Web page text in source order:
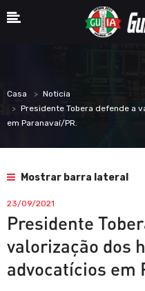
Casa
Noticia
Presidente Tobera defende a
em Paranavaí/PR.
Mostrar barra lateral
23/09/2021
Presidente
valorização dos
advocatícios em